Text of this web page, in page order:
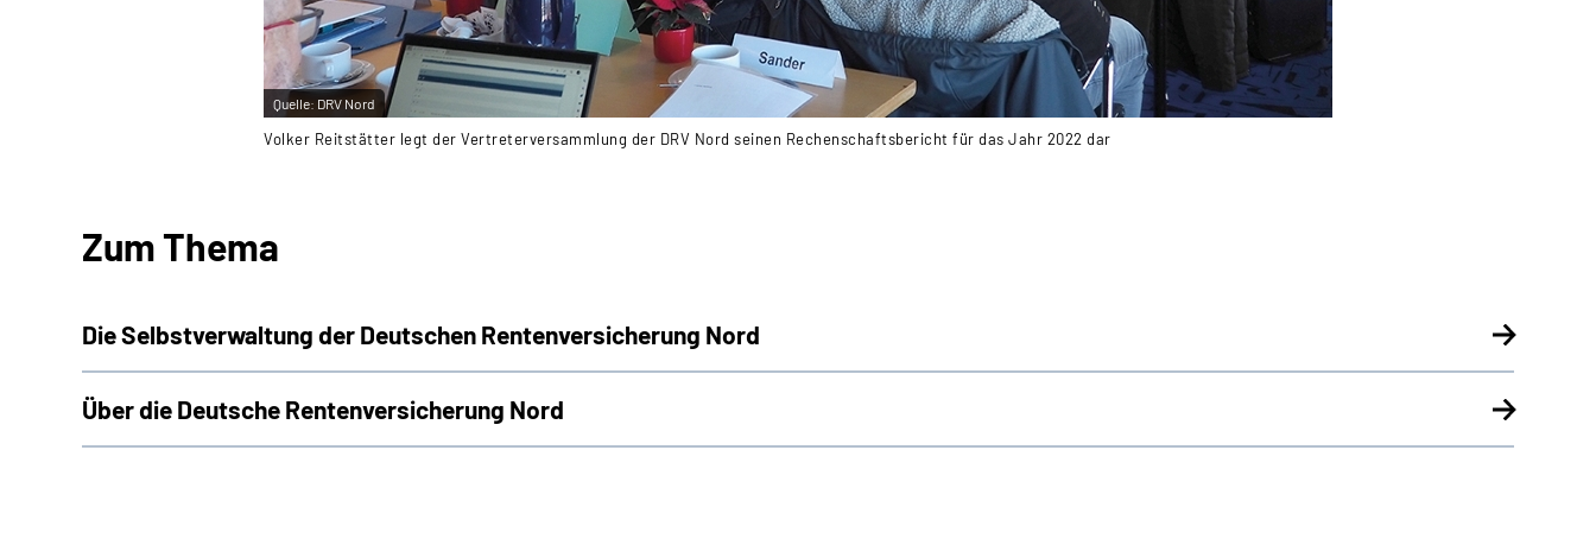
Quelle: DRV Nord
Volker Reitstätter legt der Vertreterversammlung der DRV Nord seinen Rechenschaftsbericht für das Jahr 2022 dar
Zum Thema
Die Selbstverwaltung der Deutschen Rentenversicherung Nord
Über die Deutsche Rentenversicherung Nord